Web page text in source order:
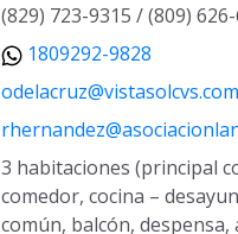
(829) 723-9315 / (809) 626-
1809292-9828
odelacruz@vistasolcvs.com
3 habitaciones (principal
comedor, cocina –
común, balcón, despensa,